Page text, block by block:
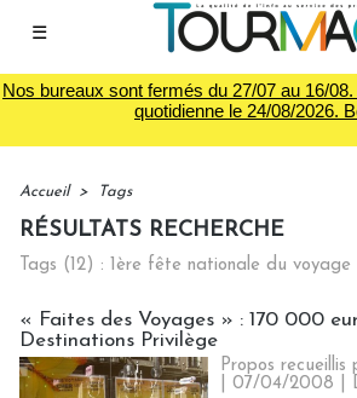
☰
Nos bureaux sont fermés du 27/07 au 16/
quotidienne le 24/08/2026.
Accueil > Tags
RÉSULTATS RECHERCHE
Tags (12) : 1ère fête nationale du voyage
« Faites des Voyages » : 170 000
Destinations Privilège
Propos recueillis
| 07/04/2008